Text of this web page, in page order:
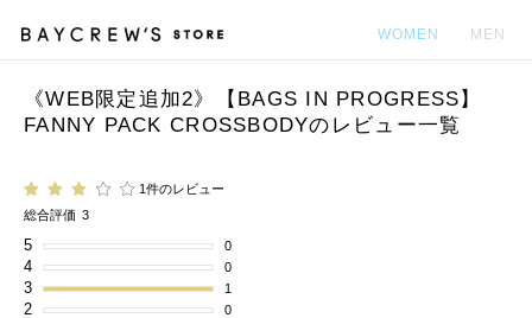
WOMEN MEN
《WEB限定追加2》【BAGS IN PROGRESS】
FANNY PACK CROSSBODYのレビュー一覧
1件のレビュー
総合評価 3
5 0
4 0
3 1
2 0